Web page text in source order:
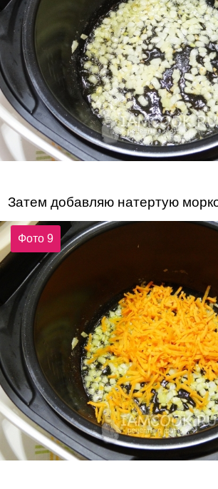
Затем добавляю натертую
Фото 9